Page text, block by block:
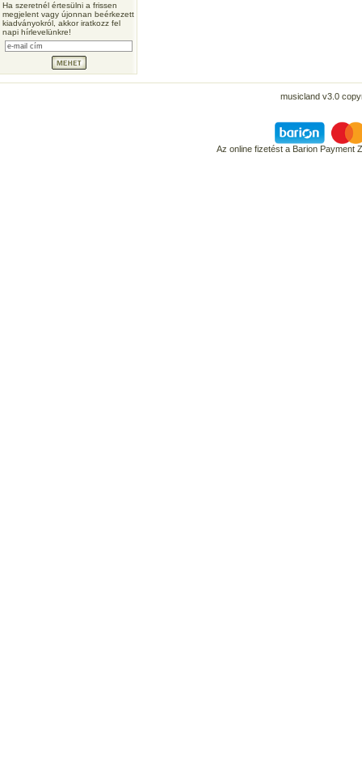
Ha szeretnél értesülni a frissen
megjelent vagy újonnan beérkezett
kiadványokról, akkor iratkozz fel
napi hírlevelünkre!
musicland v3.0
Az online fizetést a Barion Payment